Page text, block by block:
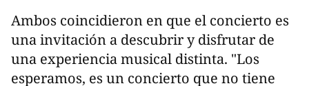
Ambos coincidieron en que el concierto es
una invitación a descubrir y disfrutar de
una experiencia musical distinta. "Los
esperamos, es un concierto que no tiene